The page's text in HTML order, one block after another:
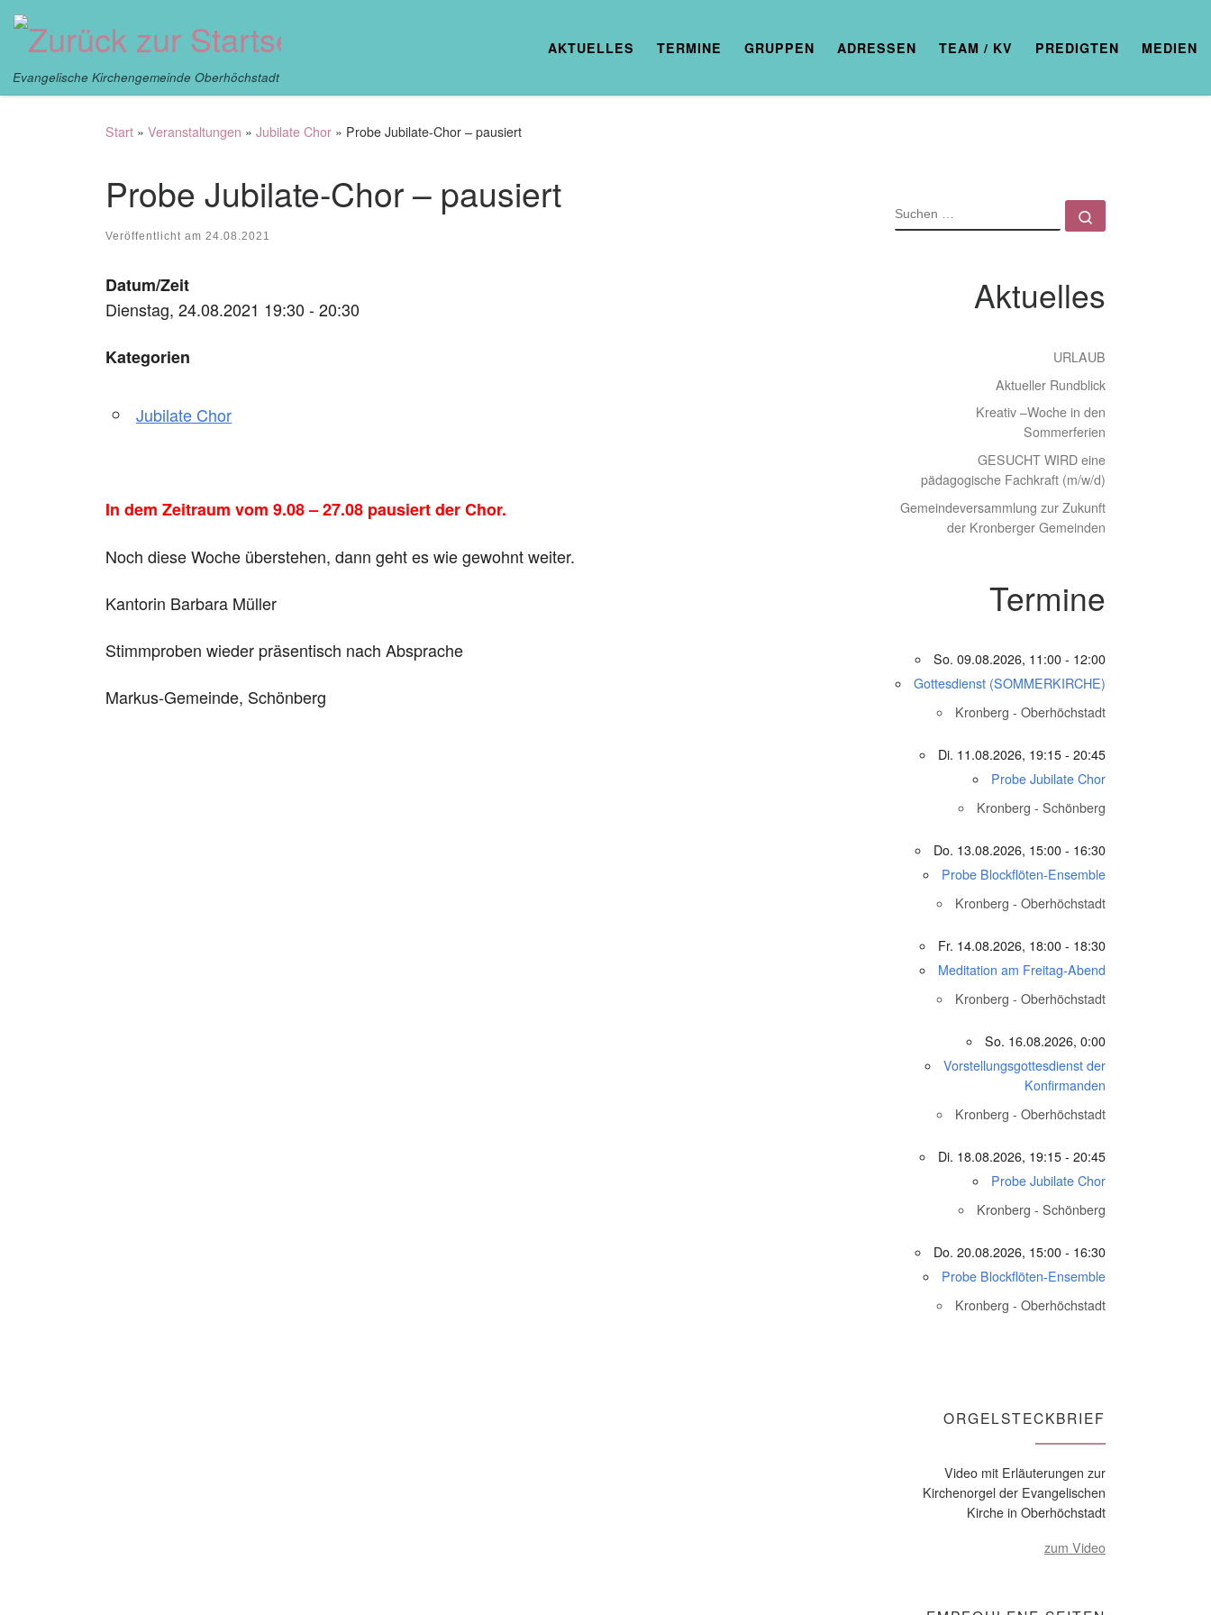
Zum Inhalt springen
Evangelische Kirchengemeinde Oberhöchstadt
AKTUELLES TERMINE GRUPPEN ADRESSEN TEAM / KV PREDIGTEN MEDIEN
Start » Veranstaltungen » Jubilate Chor » Probe Jubilate-Chor – pausiert
Probe Jubilate-Chor – pausiert
Veröffentlicht am 24.08.2021
Datum/Zeit
Dienstag, 24.08.2021 19:30 - 20:30
Kategorien
Jubilate Chor
In dem Zeitraum vom 9.08 – 27.08 pausiert der Chor.
Noch diese Woche überstehen, dann geht es wie gewohnt weiter.
Kantorin Barbara Müller
Stimmproben wieder präsentisch nach Absprache
Markus-Gemeinde, Schönberg
SUCHE
Aktuelles
URLAUB
Aktueller Rundblick
Kreativ –Woche in den
Sommerferien
GESUCHT WIRD eine
pädagogische Fachkraft (m/w/d)
Gemeindeversammlung zur Zukunft
der Kronberger Gemeinden
Termine
So. 09.08.2026, 11:00 - 12:00
Gottesdienst (SOMMERKIRCHE)
Kronberg - Oberhöchstadt
Di. 11.08.2026, 19:15 - 20:45
Probe Jubilate Chor
Kronberg - Schönberg
Do. 13.08.2026, 15:00 - 16:30
Probe Blockflöten-Ensemble
Kronberg - Oberhöchstadt
Fr. 14.08.2026, 18:00 - 18:30
Meditation am Freitag-Abend
Kronberg - Oberhöchstadt
So. 16.08.2026, 0:00
Vorstellungsgottesdienst der
Konfirmanden
Kronberg - Oberhöchstadt
Di. 18.08.2026, 19:15 - 20:45
Probe Jubilate Chor
Kronberg - Schönberg
Do. 20.08.2026, 15:00 - 16:30
Probe Blockflöten-Ensemble
Kronberg - Oberhöchstadt
ORGELSTECKBRIEF
Video mit Erläuterungen zur
Kirchenorgel der Evangelischen
Kirche in Oberhöchstadt
zum Video